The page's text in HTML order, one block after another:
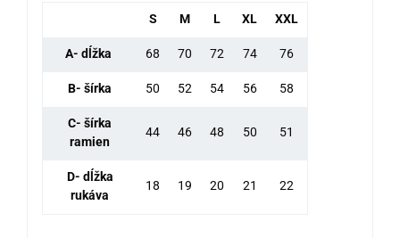
S M L XL XXL
A- dĺžka 68 70 72 74 76
B- šírka 50 52 54 56 58
C- šírka
ramien
44 46 48 50 51
D- dĺžka
rukáva
18 19 20 21 22